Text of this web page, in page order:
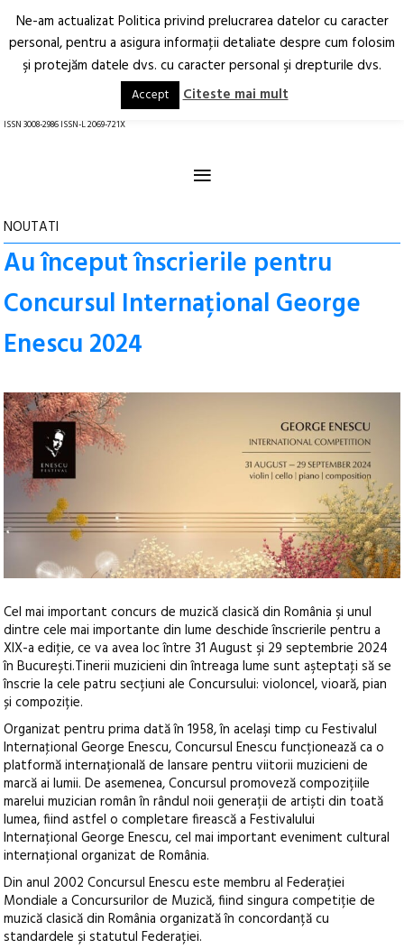
Arhitectură.
Oraș.
RO EN
ISSN 3008-2986 ISSN-L 2069-721X
≡
NOUTATI
Au început înscrierile pentru
Concursul Internațional George
Enescu 2024
Cel mai important concurs de muzică clasică din România şi unul
dintre cele mai importante din lume deschide înscrierile pentru a
XIX-a ediţie, ce va avea loc între 31 August şi 29 septembrie 2024
în București.Tinerii muzicieni din întreaga lume sunt aşteptaţi să se
înscrie la cele patru secțiuni ale Concursului: violoncel, vioară, pian
și compoziție.
Organizat pentru prima dată în 1958, în acelaşi timp cu Festivalul
Internaţional George Enescu, Concursul Enescu funcționează ca o
platformă internațională de lansare pentru viitorii muzicieni de
marcă ai lumii. De asemenea, Concursul promoveză compozițiile
marelui muzician român în rândul noii generații de artiști din toată
lumea, fiind astfel o completare firească a Festivalului
Internațional George Enescu, cel mai important eveniment cultural
internațional organizat de România.
Din anul 2002 Concursul Enescu este membru al Federației
Mondiale a Concursurilor de Muzică, fiind singura competiție de
muzică clasică din România organizată în concordanță cu
standardele și statutul Federației.
Ne-am actualizat Politica privind prelucrarea datelor cu caracter
personal, pentru a asigura informaţii detaliate despre cum folosim
şi protejăm datele dvs. cu caracter personal şi drepturile dvs.
Accept Citeste mai mult